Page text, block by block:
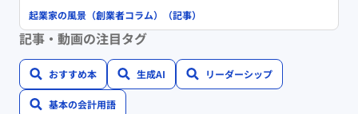
起業家の風景（創業者コラム）（記事）
記事・動画の注目タグ
おすすめ本 生成AI リーダーシップ
基本の会計用語